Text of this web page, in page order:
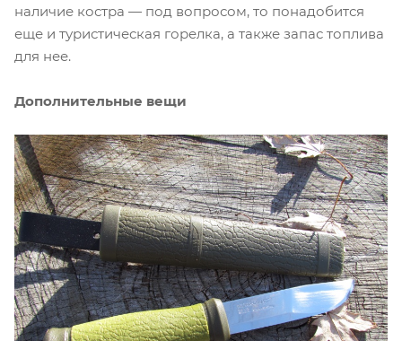
наличие костра — под вопросом, то понадобится
еще и туристическая горелка, а также запас топлива
для нее.
Дополнительные вещи